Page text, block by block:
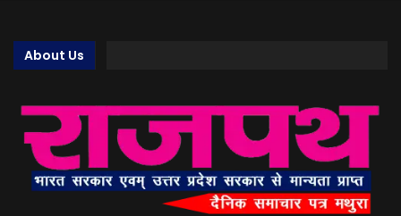
About Us